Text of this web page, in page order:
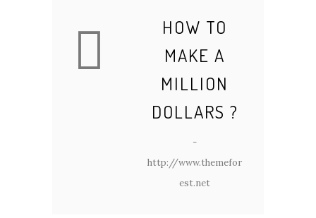
HOW TO
MAKE A
MILLION
DOLLARS ?
-
http://www.themefor
est.net